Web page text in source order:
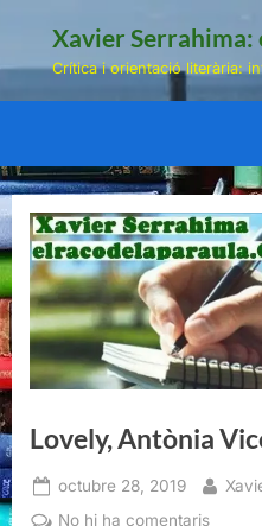
Xavier Serrahima:
Crítica i orientació literària:
Lovely, Antònia
Posted
on
octubre 28, 2019 By
No hi ha comentarisa